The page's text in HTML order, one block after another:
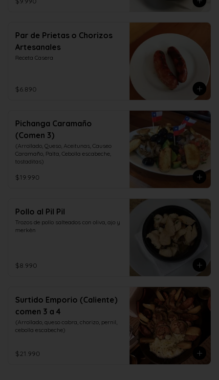
Par de Prietas o Chorizos
Artesanales
Receta Casera
$6.890
Pichanga Caramaño
(Comen 3)
(Arrollado, Queso, Aceitunas, Causeo
Caramaño, Palta, Cebolla escabeche,
tostaditas)
$19.990
Pollo al Pil Pil
Trozos de pollo salteados con oliva, ajo y
merkèn
$8.990
Surtido Emporio (Caliente)
comen 3 a 4
(Arrollado, queso cabra, chorizo, pernil,
cebolla escabeche)
$21.990